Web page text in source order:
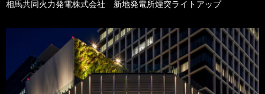
相馬共同火力発電株式会社 新地発電所煙突ライトアップ